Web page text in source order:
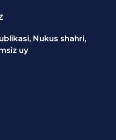
Nukus shahri,
uy